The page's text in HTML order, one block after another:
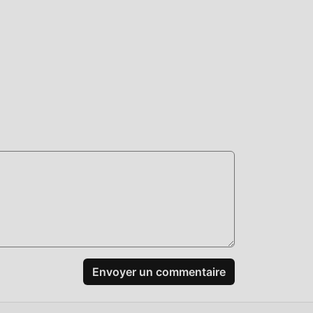
Envoyer un commentaire